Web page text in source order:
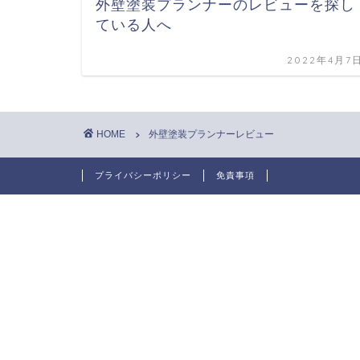
外壁塗装プランナーのレビューを探し
ている人へ
2022年4月7
HOME 外壁塗装プランナーレビュー
プライバシーポリシー 免責事項